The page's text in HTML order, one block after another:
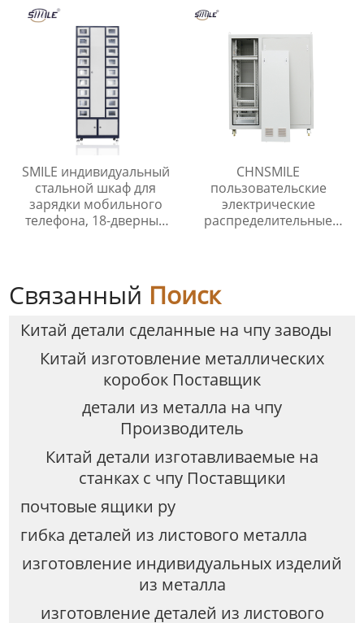
SMILE индивидуальный
стальной шкаф для
зарядки мобильного
телефона, 18-дверный
CHNSMILE
пользовательские
электрические
распределительные
Связанный Поиск
Китай детали сделанные на чпу заводы
Китай изготовление металлических
коробок Поставщик
детали из металла на чпу
Производитель
Китай детали изготавливаемые на
станках с чпу Поставщики
почтовые ящики ру
гибка деталей из листового металла
изготовление индивидуальных изделий
из металла
изготовление деталей из листового